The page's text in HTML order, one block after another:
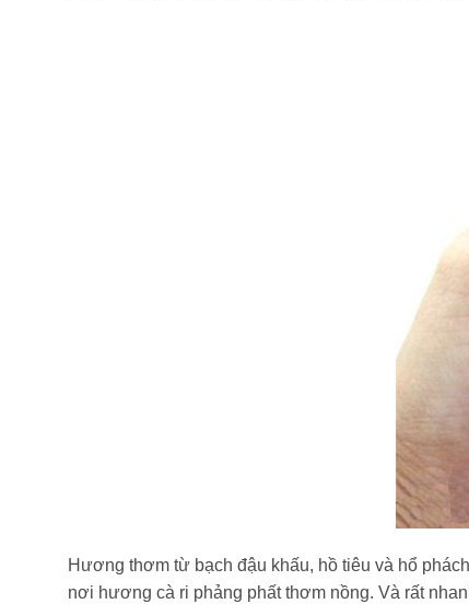
Hương thơm từ bạch đậu khấu, hồ tiêu và hổ
nơi hương cà ri phảng phất thơm nồng. Và rất